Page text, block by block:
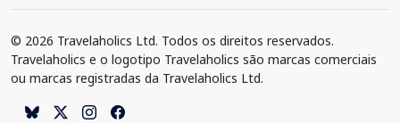
© 2026 Travelaholics Ltd. Todos os direitos reservados.
Travelaholics e o logotipo Travelaholics são marcas comerciais
ou marcas registradas da Travelaholics Ltd.